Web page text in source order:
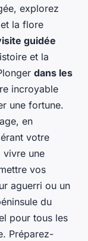
explorez
la flore
guidée
et la
dans les
incroyable
une fortune.
en
votre
vivre une
vos
aguerri ou un
du
pour tous les
Préparez-